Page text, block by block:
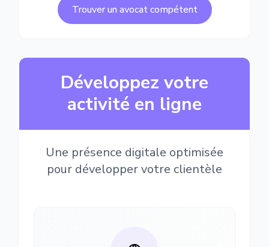
Trouver un avocat compétent
Développez votre
activité en ligne
Une présence digitale optimisée
pour développer votre clientèle